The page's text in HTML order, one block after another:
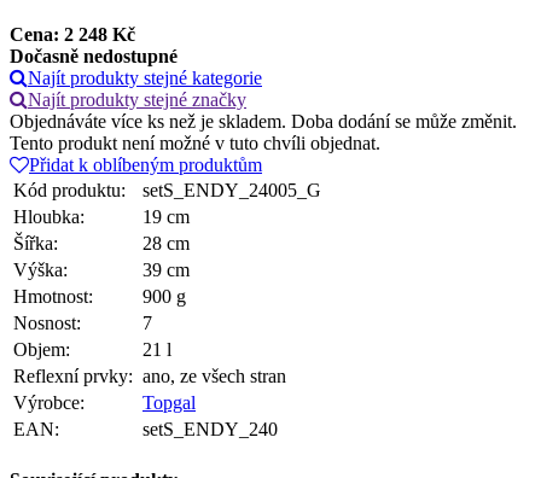
Cena: 2 248 Kč
Dočasně nedostupné
Najít produkty stejné kategorie
Najít produkty stejné značky
Objednáváte více ks než je skladem. Doba dodání se může změnit.
Tento produkt není možné v tuto chvíli objednat.
Přidat k oblíbeným produktům
Kód produktu:
setS_ENDY_24005_G
Hloubka:
19 cm
Šířka:
28 cm
Výška:
39 cm
Hmotnost:
900 g
Nosnost:
7
Objem:
21 l
Reflexní prvky: ano, ze všech stran
Výrobce:
Topgal
EAN:
setS_ENDY_240